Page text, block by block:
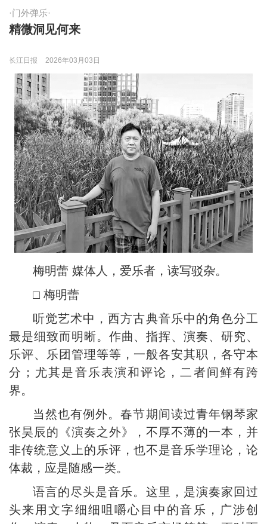
·门外弹乐·
精微洞见何来
长江日报 2026年03月03日
梅明蕾 媒体人，爱乐者，读写驳杂。
□ 梅明蕾
听觉艺术中，西方古典音乐中的角色分工
最是细致而明晰。作曲、指挥、演奏、研究、
乐评、乐团管理等等，一般各安其职，各守本
分；尤其是音乐表演和评论，二者间鲜有跨
界。
当然也有例外。春节期间读过青年钢琴家
张昊辰的《演奏之外》，不厚不薄的一本，并
非传统意义上的乐评，也不是音乐学理论，论
体裁，应是随感一类。
语言的尽头是音乐。这里，是演奏家回过
头来用文字细细咀嚼心目中的音乐，广涉创